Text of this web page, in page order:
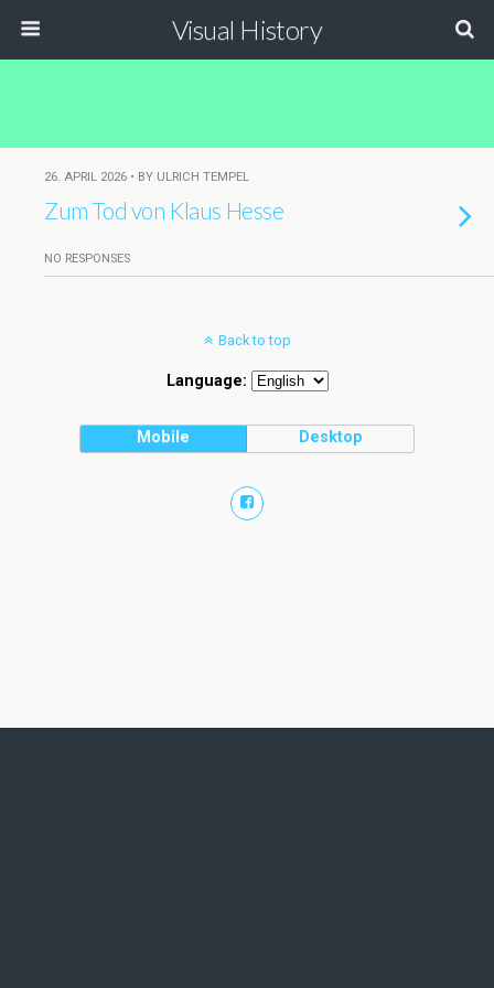
Visual History
26. APRIL 2026 • BY ULRICH TEMPEL
Zum Tod von Klaus Hesse
NO RESPONSES
Back to top
Language:
Mobile Desktop